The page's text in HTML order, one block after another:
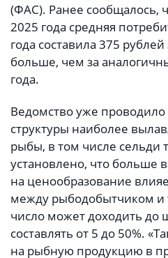
(ФАС). Ранее сообщалось,
2025 года средняя
года составила 375 рублей
больше, чем за
года.
Ведомство уже
структуры наиболее
рыбы, в том числе сельди
установлено, что больше
на ценообразование
между рыбодобытчиком и
число может доходить до
составлять от 5 до 50%.
на рыбную продукцию в